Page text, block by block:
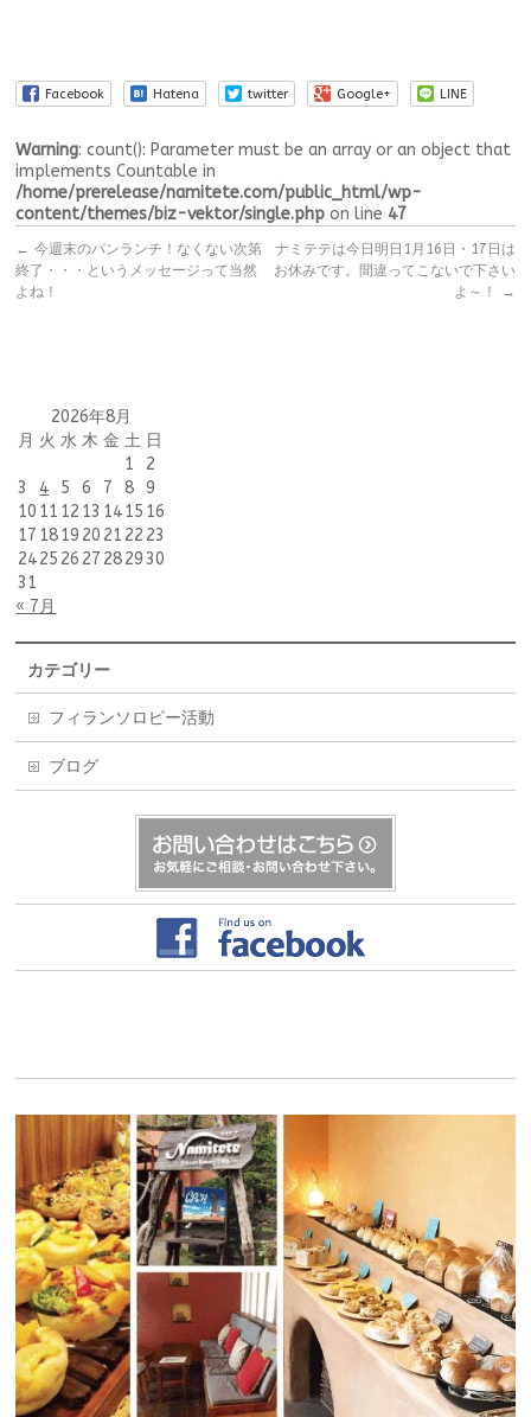
Facebook Hatena twitter Google+ LINE
Warning: count(): Parameter must be an array or an object that
implements Countable in
/home/prerelease/namitete.com/public_html/wp-
content/themes/biz-vektor/single.php on line 47
← 今週末のパンランチ！なくない次第
終了・・・というメッセージって当然
よね！
ナミテテは今日明日1月16日・17日は
お休みです。間違ってこないで下さい
よ～！
→
2026年8月
月 火 水 木 金 土 日
1
2
3
4 5 6 7 8
9
10 11 12 13 1415 16
17 1819 20 21 22 23
2425 26 27 2829 30
31
« 7月
カテゴリー
フィランソロピー活動
ブログ